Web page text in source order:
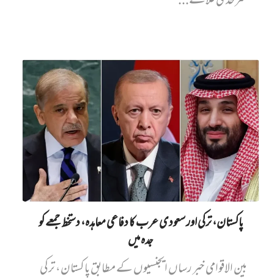
پاکستان، ترکی اور سعودی عرب کا دفاعی معاہدہ، دستخط جمعے کو
جدہ میں
بین الاقوامی خبر رساں ایجنسیوں کے مطابق پاکستان، ترکی